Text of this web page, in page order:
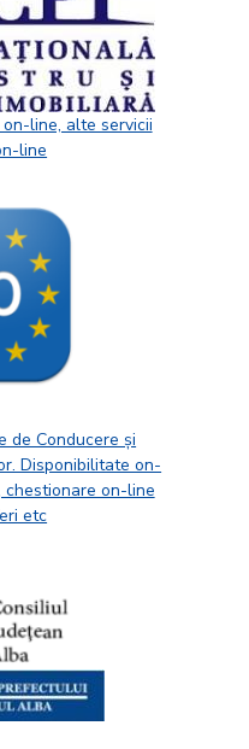
line, alte servicii
line
de Conducere și
Disponibilitate on-
chestionare on-line
etc